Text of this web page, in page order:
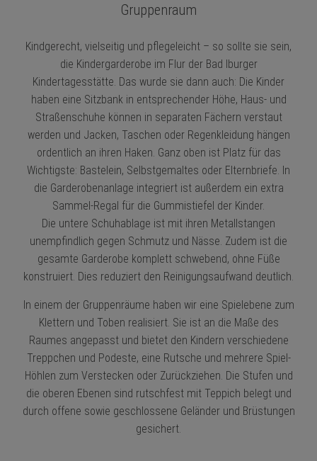
Gruppenraum
Kindgerecht, vielseitig und pflegeleicht – so sollte sie sein,
die Kindergarderobe im Flur der Bad Iburger
Kindertagesstätte. Das wurde sie dann auch: Die Kinder
haben eine Sitzbank in entsprechender Höhe, Haus- und
Straßenschuhe können in separaten Fächern verstaut
werden und Jacken, Taschen oder Regenkleidung hängen
ordentlich an ihren Haken. Ganz oben ist Platz für das
Wichtigste: Bastelein, Selbstgemaltes oder Elternbriefe. In
die Garderobenanlage integriert ist außerdem ein extra
Sammel-Regal für die Gummistiefel der Kinder.
Die untere Schuhablage ist mit ihren Metallstangen
unempfindlich gegen Schmutz und Nässe. Zudem ist die
gesamte Garderobe komplett schwebend, ohne Füße
konstruiert. Dies reduziert den Reinigungsaufwand deutlich.
In einem der Gruppenräume haben wir eine Spielebene zum
Klettern und Toben realisiert. Sie ist an die Maße des
Raumes angepasst und bietet den Kindern verschiedene
Treppchen und Podeste, eine Rutsche und mehrere Spiel-
Höhlen zum Verstecken oder Zurückziehen. Die Stufen und
die oberen Ebenen sind rutschfest mit Teppich belegt und
durch offene sowie geschlossene Geländer und Brüstungen
gesichert.